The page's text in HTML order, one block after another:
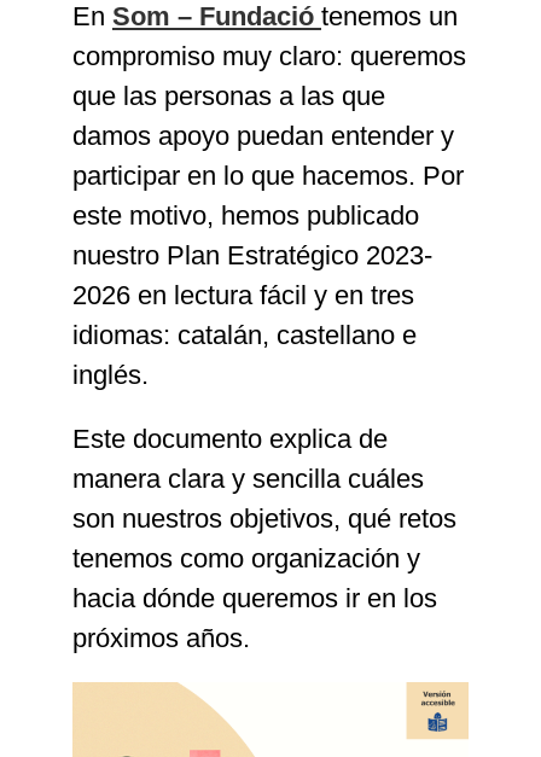
En Som – Fundació tenemos un
compromiso muy claro: queremos
que las personas a las que
damos apoyo puedan entender y
participar en lo que hacemos. Por
este motivo, hemos publicado
nuestro Plan Estratégico 2023-
2026 en lectura fácil y en tres
idiomas: catalán, castellano e
inglés.
Este documento explica de
manera clara y sencilla cuáles
son nuestros objetivos, qué retos
tenemos como organización y
hacia dónde queremos ir en los
próximos años.